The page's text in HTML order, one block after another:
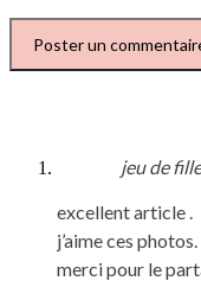
jeu de
excellent article .
j’aime ces photos.
merci pour le